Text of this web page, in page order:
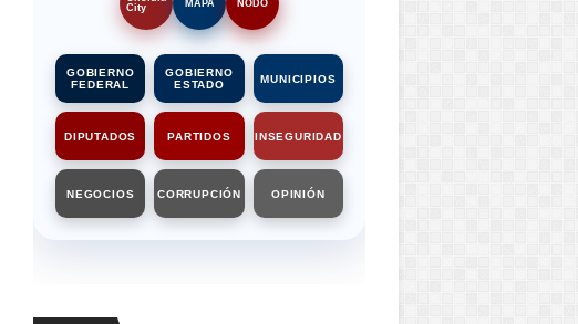
City
MAPA NODO
GOBIERNO
FEDERAL
GOBIERNO
ESTADO
MUNICIPIOS
DIPUTADOS PARTIDOS INSEGURIDAD
NEGOCIOS CORRUPCIÓN OPINIÓN